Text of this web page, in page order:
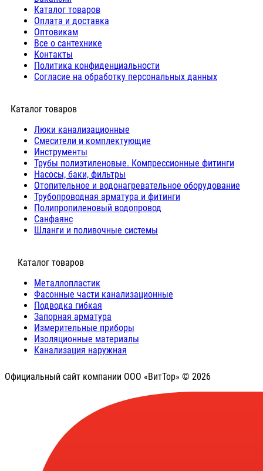
Каталог товаров
Оплата и доставка
Оптовикам
Все о сантехнике
Контакты
Политика конфиденциальности
Согласие на обработку персональных данных
Каталог товаров
Люки канализационные
Cмесители и комплектующие
Инструменты
Трубы полиэтиленовые. Компрессионные фитинги
Насосы, баки, фильтры
Отопительное и водонагревательное оборудование
Трубопроводная арматура и фитинги
Полипропиленовый водопровод
Санфаянс
Шланги и поливочные системы
⠀Каталог товаров
Металлопластик
Фасонные части канализационные
Подводка гибкая
Запорная арматура
Измерительные приборы
Изоляционные материалы
Канализация наружная
Официальный сайт компании ООО «ВитТор» © 2026